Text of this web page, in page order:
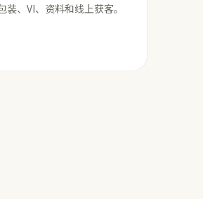
、VI、资料和线上获客。